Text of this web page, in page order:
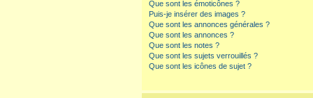
Que sont les émoticônes ?
Puis-je insérer des images ?
Que sont les annonces générales ?
Que sont les annonces ?
Que sont les notes ?
Que sont les sujets verrouillés ?
Que sont les icônes de sujet ?